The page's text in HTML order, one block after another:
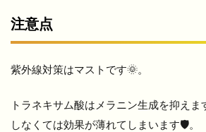
注意点
紫外線対策はマストです🌞。
トラネキサム酸はメラニン生成を抑えま
しなくては効果が薄れてしまいます🛡️。